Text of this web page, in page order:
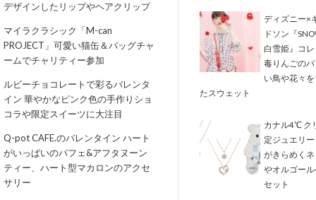
デザインしたリップやヘアクリップ
マイラクラシック「M-can
PROJECT」可愛い猫缶＆バッグチャ
ームでチャリティー参加
ルビーチョコレートで彩るバレンタ
イン 華やかなピンク色の手作りショ
コラや限定スイーツに大注目
Q-pot CAFE.のバレンタイン ハート
がいっぱいのパフェ&アフタヌーン
ティー、ハート型マカロンのアクセ
サリー
ディズニー×
ドソン『
白雪姫』コ
毒りんごの
い鳥や花々
たスウェット
カナル4℃ ク
定ジュエリ
がきらめく
やオルゴー
セット